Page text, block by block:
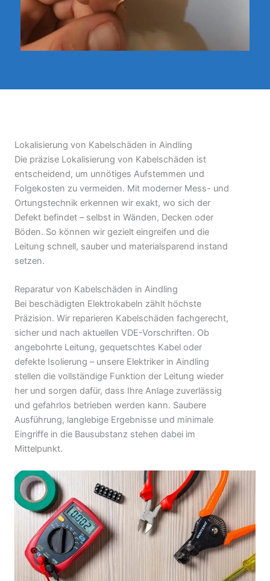
Lokalisierung von Kabelschäden in Aindling
Die präzise Lokalisierung von Kabelschäden ist
entscheidend, um unnötiges Aufstemmen und
Folgekosten zu vermeiden. Mit moderner Mess- und
Ortungstechnik erkennen wir exakt, wo sich der
Defekt befindet – selbst in Wänden, Decken oder
Böden. So können wir gezielt eingreifen und die
Leitung schnell, sauber und materialsparend instand
setzen.
Reparatur von Kabelschäden in Aindling
Bei beschädigten Elektrokabeln zählt höchste
Präzision. Wir reparieren Kabelschäden fachgerecht,
sicher und nach aktuellen VDE-Vorschriften. Ob
angebohrte Leitung, gequetschtes Kabel oder
defekte Isolierung – unsere Elektriker in Aindling
stellen die vollständige Funktion der Leitung wieder
her und sorgen dafür, dass Ihre Anlage zuverlässig
und gefahrlos betrieben werden kann. Saubere
Ausführung, langlebige Ergebnisse und minimale
Eingriffe in die Bausubstanz stehen dabei im
Mittelpunkt.